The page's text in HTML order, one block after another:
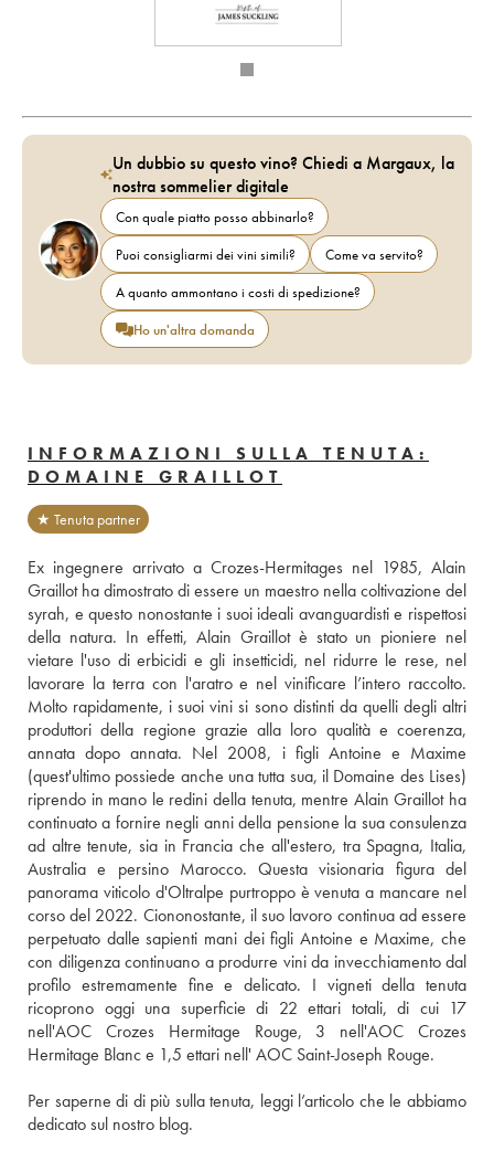
Un dubbio su questo vino? Chiedi a Margaux, la
nostra sommelier digitale
Con quale piatto posso abbinarlo?
Puoi consigliarmi dei vini simili?
Come va servito?
A quanto ammontano i costi di spedizione?
Ho un'altra domanda
INFORMAZIONI SULLA TENUTA:
DOMAINE GRAILLOT
★ Tenuta partner
Ex ingegnere arrivato a Crozes-Hermitages nel 1985, Alain
Graillot ha dimostrato di essere un maestro nella coltivazione del
syrah, e questo nonostante i suoi ideali avanguardisti e rispettosi
della natura. In effetti, Alain Graillot è stato un pioniere nel
vietare l'uso di erbicidi e gli insetticidi, nel ridurre le rese, nel
lavorare la terra con l'aratro e nel vinificare l’intero raccolto.
Molto rapidamente, i suoi vini si sono distinti da quelli degli altri
produttori della regione grazie alla loro qualità e coerenza,
annata dopo annata. Nel 2008, i figli Antoine e Maxime
(quest'ultimo possiede anche una tutta sua, il Domaine des Lises)
riprendo in mano le redini della tenuta, mentre Alain Graillot ha
continuato a fornire negli anni della pensione la sua consulenza
ad altre tenute, sia in Francia che all'estero, tra Spagna, Italia,
Australia e persino Marocco. Questa visionaria figura del
panorama viticolo d'Oltralpe purtroppo è venuta a mancare nel
corso del 2022. Ciononostante, il suo lavoro continua ad essere
perpetuato dalle sapienti mani dei figli Antoine e Maxime, che
con diligenza continuano a produrre vini da invecchiamento dal
profilo estremamente fine e delicato. I vigneti della tenuta
ricoprono oggi una superficie di 22 ettari totali, di cui 17
nell'AOC Crozes Hermitage Rouge, 3 nell'AOC Crozes
Hermitage Blanc e 1,5 ettari nell' AOC Saint-Joseph Rouge.
Per saperne di di più sulla tenuta, leggi l’articolo che le abbiamo
dedicato sul nostro blog.